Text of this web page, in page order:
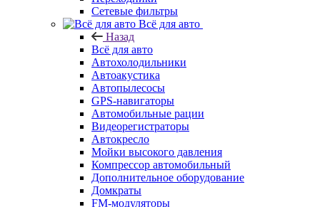
Сетевые фильтры
Всё для авто
Назад
Всё для авто
Автохолодильники
Автоакустика
Автопылесосы
GPS-навигаторы
Автомобильные рации
Видеорегистраторы
Автокресло
Мойки высокого давления
Компрессор автомобильный
Дополнительное оборудование
Домкраты
FM-модуляторы